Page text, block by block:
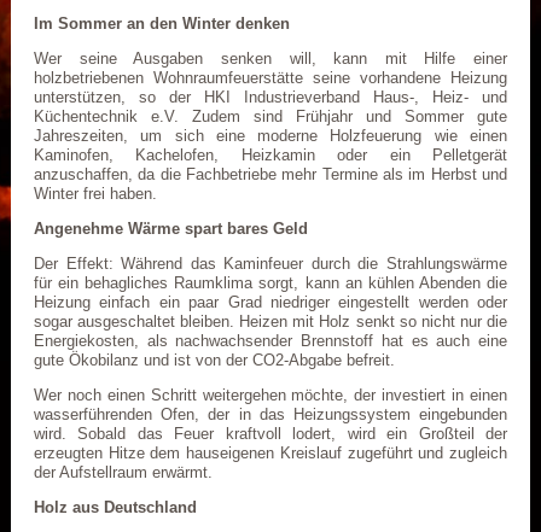
Im Sommer an den Winter denken
Wer seine Ausgaben senken will, kann mit Hilfe einer
holzbetriebenen Wohnraumfeuerstätte seine vorhandene Heizung
unterstützen, so der HKI Industrieverband Haus-, Heiz- und
Küchentechnik e.V. Zudem sind Frühjahr und Sommer gute
Jahreszeiten, um sich eine moderne Holzfeuerung wie einen
Kaminofen, Kachelofen, Heizkamin oder ein Pelletgerät
anzuschaffen, da die Fachbetriebe mehr Termine als im Herbst und
Winter frei haben.
Angenehme Wärme spart bares Geld
Der Effekt: Während das Kaminfeuer durch die Strahlungswärme
für ein behagliches Raumklima sorgt, kann an kühlen Abenden die
Heizung einfach ein paar Grad niedriger eingestellt werden oder
sogar ausgeschaltet bleiben. Heizen mit Holz senkt so nicht nur die
Energiekosten, als nachwachsender Brennstoff hat es auch eine
gute Ökobilanz und ist von der CO2-Abgabe befreit.
Wer noch einen Schritt weitergehen möchte, der investiert in einen
wasserführenden Ofen, der in das Heizungssystem eingebunden
wird. Sobald das Feuer kraftvoll lodert, wird ein Großteil der
erzeugten Hitze dem hauseigenen Kreislauf zugeführt und zugleich
der Aufstellraum erwärmt.
Holz aus Deutschland